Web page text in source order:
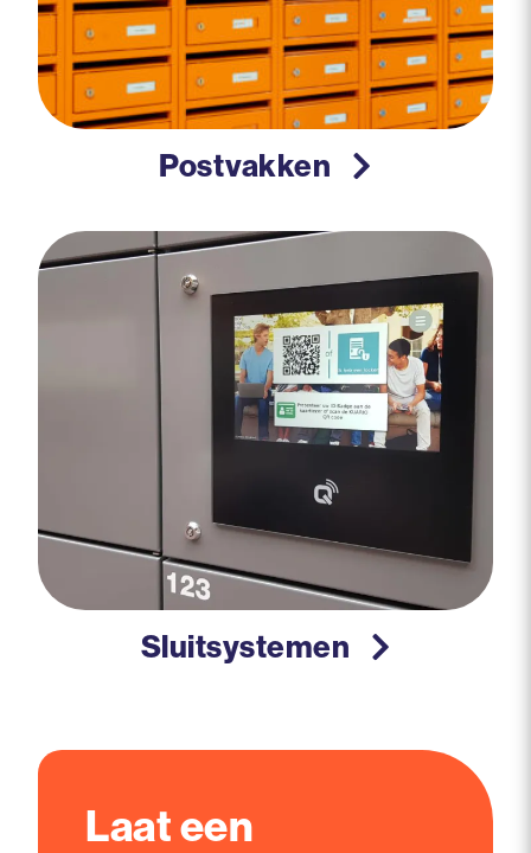
Postvakken
Sluitsystemen
Laat een